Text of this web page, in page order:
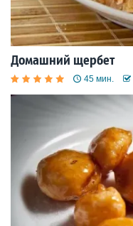
Домашний щербет
45 мин.